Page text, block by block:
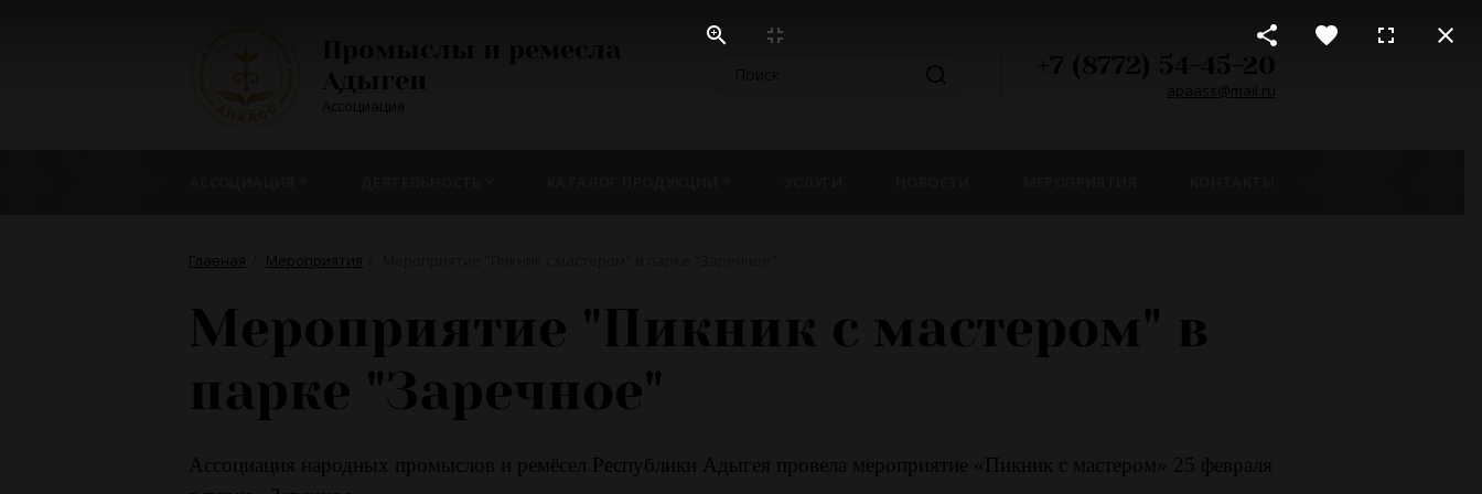
Ассоциация
Главная Мероприятия
Мероприятие "Пикник с мастером" в
парке "Заречное"
Ассоциация народных промыслов и ремёсел Республики Адыгея провела мероприятие «Пикник с мастером» 25 февраля